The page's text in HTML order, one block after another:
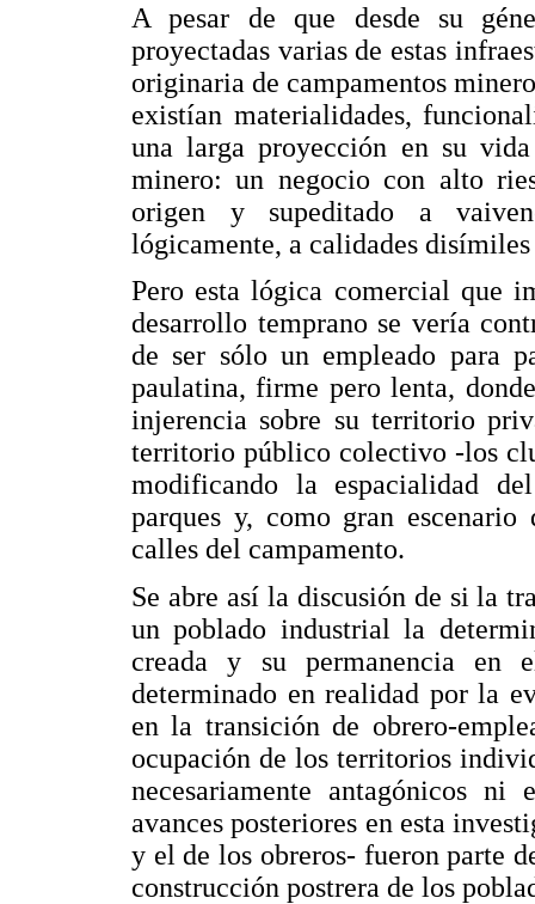
A pesar de que desde su
proyectadas varias de estas
originaria de campamentos
existían materialidades,
una larga proyección en su
minero: un negocio con alto
origen y supeditado a
lógicamente, a calidades
Pero esta lógica comercial que
desarrollo temprano se vería
de ser sólo un empleado para
paulatina, firme pero lenta,
injerencia sobre su territorio
territorio público colectivo -los
modificando la espacialidad
parques y, como gran
calles del campamento.
Se abre así la discusión de si la
un poblado industrial la
creada y su permanencia en
determinado en realidad por la
en la transición de obrero-
ocupación de los territorios
necesariamente antagónicos
avances posteriores en esta
y el de los obreros- fueron parte
construcción postrera de los